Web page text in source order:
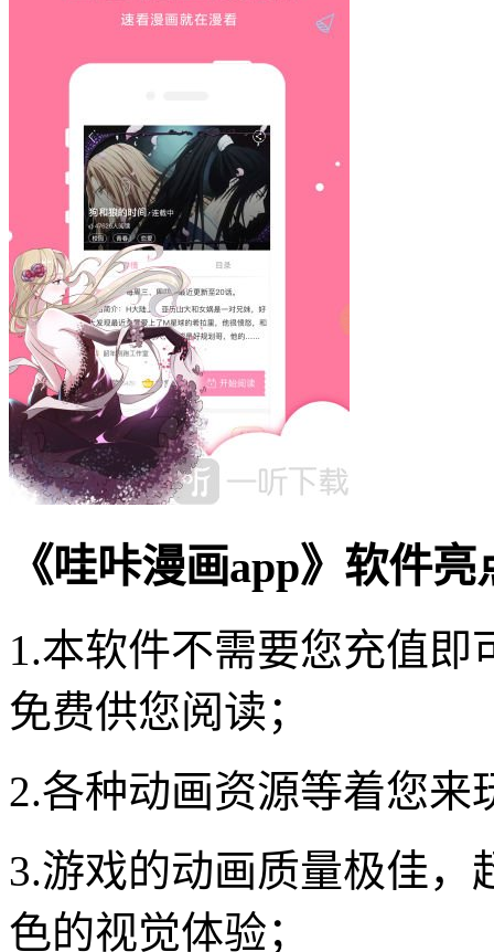
《哇咔漫画app》软件亮
1.本软件不需要您充值
免费供您阅读；
2.各种动画资源等着您
3.游戏的动画质量极佳
色的视觉体验；